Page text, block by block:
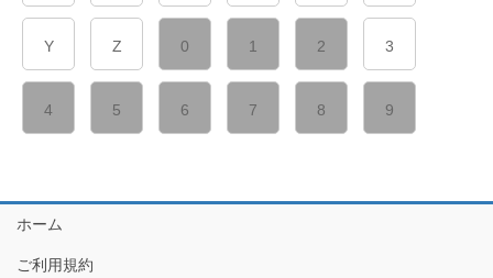
Y Z 0 1 2 3
4 5 6 7 8 9
ホーム
ご利用規約